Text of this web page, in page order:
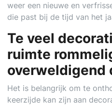
weer een nieuwe en
die past bij de tijd van het
Te veel
ruimte
overweldigend
Het is belangrijk om te
keerzijde kan zijn aan